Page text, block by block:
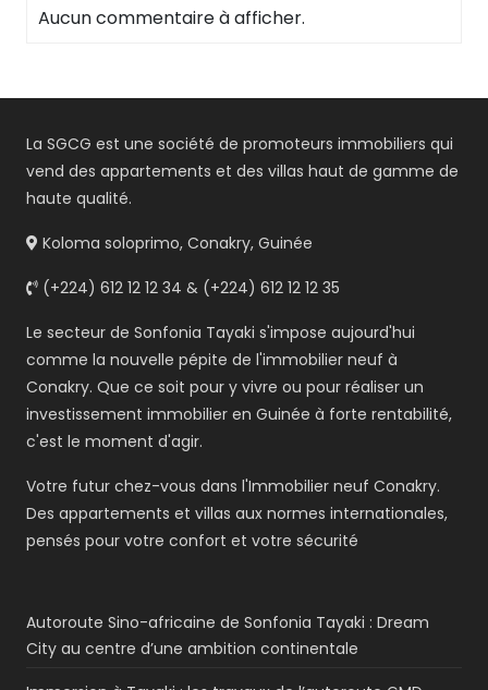
Aucun commentaire à afficher.
La SGCG est une société de promoteurs immobiliers qui
vend des appartements et des villas haut de gamme de
haute qualité.
Koloma soloprimo, Conakry, Guinée
(+224) 612 12 12 34 & (+224) 612 12 12 35
Le secteur de Sonfonia Tayaki s'impose aujourd'hui
comme la nouvelle pépite de l'immobilier neuf à
Conakry. Que ce soit pour y vivre ou pour réaliser un
investissement immobilier en Guinée à forte rentabilité,
c'est le moment d'agir.
Votre futur chez-vous dans l'Immobilier neuf Conakry.
Des appartements et villas aux normes internationales,
pensés pour votre confort et votre sécurité
Autoroute Sino-africaine de Sonfonia Tayaki : Dream
City au centre d’une ambition continentale